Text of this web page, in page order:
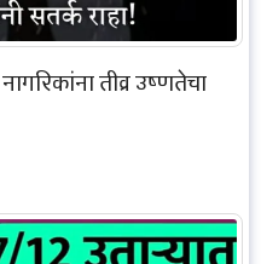
तीव्र उष्णतेचा